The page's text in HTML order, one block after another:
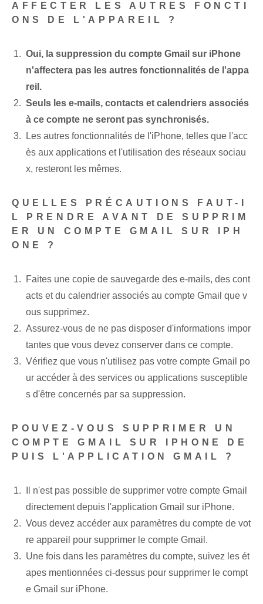
AFFECTER LES AUTRES FONCTI
ONS DE L'APPAREIL ?
Oui, la suppression du compte Gmail sur iPhone
n'affectera pas les autres fonctionnalités de l'appa
reil.
Seuls les e-mails, contacts et calendriers associés
à ce compte ne seront pas synchronisés.
Les autres fonctionnalités de l'iPhone, telles que l'acc
ès aux applications et l'utilisation des réseaux sociau
x, resteront les mêmes.
QUELLES PRÉCAUTIONS FAUT-I
L PRENDRE AVANT DE SUPPRIM
ER UN COMPTE GMAIL SUR IPH
ONE ?
Faites une copie de sauvegarde des e-mails, des cont
acts et du calendrier associés au compte Gmail que v
ous supprimez.
Assurez-vous de ne pas disposer d'informations impor
tantes que vous devez conserver dans ce compte.
Vérifiez que vous n'utilisez pas votre compte Gmail po
ur accéder à des services ou applications susceptible
s d'être concernés par sa suppression.
POUVEZ-VOUS SUPPRIMER UN
COMPTE GMAIL SUR IPHONE DE
PUIS L'APPLICATION GMAIL ?
Il n'est pas possible de supprimer votre compte Gmail
directement depuis l'application Gmail sur iPhone.
Vous devez accéder aux paramètres du compte de vot
re appareil pour supprimer le compte Gmail.
Une fois dans les paramètres du compte, suivez les ét
apes mentionnées ci-dessus pour supprimer le compt
e Gmail sur iPhone.